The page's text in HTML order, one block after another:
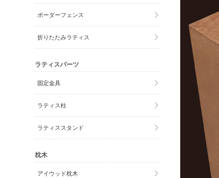
ボーダーフェンス
折りたたみラティス
ラティスパーツ
固定金具
ラティス柱
ラティススタンド
枕木
アイウッド枕木